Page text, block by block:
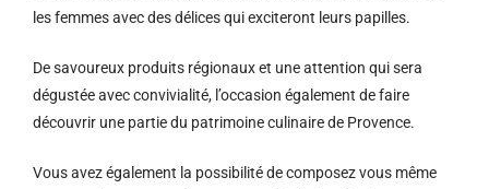
les femmes avec des délices qui exciteront leurs papilles.
De savoureux produits régionaux et une attention qui sera
dégustée avec convivialité, l’occasion également de faire
découvrir une partie du patrimoine culinaire de Provence.
Vous avez également la possibilité de composez vous même